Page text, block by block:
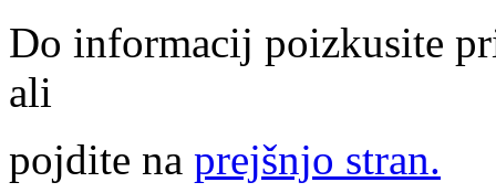
Do informacij poizkusite
ali
pojdite na prejšnjo stran.